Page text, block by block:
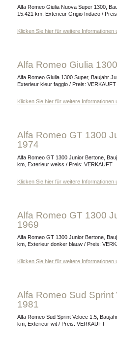
Alfa Romeo Giulia Nuova Super 1300, Baujahr Februar 1976, Tachostand
15.421 km, Exterieur Grigio Indaco /
Klicken Sie hier für weitere Informationen
Alfa Romeo Giulia
Alfa Romeo Giulia 1300 Super, Baujahr Juni 1972, Tachostand 69.872 km,
Exterieur kleur faggio / Preis: VERKAUFT
Klicken Sie hier für weitere Informationen
Alfa Romeo GT 1300 Junior Bertone - Mai
1974
Alfa Romeo GT 1300 Junior Bertone, Baujahr Mai 1974, Tachostand 14.448
km, Exterieur weiss / Preis: VERKAUFT
Klicken Sie hier für weitere Informationen
Alfa Romeo GT 1300 Junior Bertone - März
1969
Alfa Romeo GT 1300 Junior Bertone, Baujahr März 1969, Tachostand 70.520
km, Exterieur donker blauw / Preis:
Klicken Sie hier für weitere Informationen
Alfa Romeo Sud Sprint Veloce 1.5 - März
1981
Alfa Romeo Sud Sprint Veloce 1.5, Baujahr März 1981, Tachostand 18.454
km, Exterieur wit / Preis: VERKAUFT